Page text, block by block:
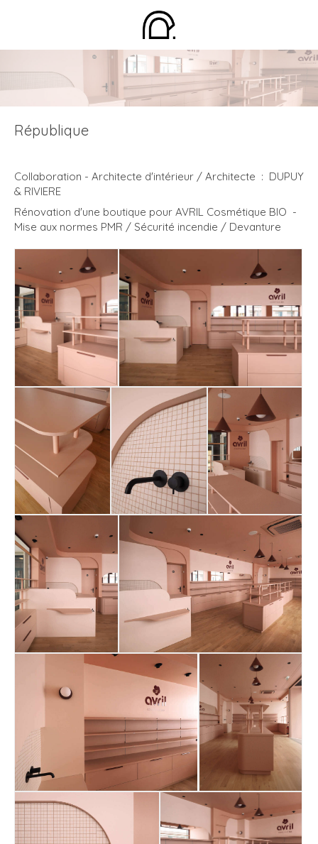
République
Collaboration - Architecte d'intérieur / Architecte : DUPUY
& RIVIERE
Rénovation d'une boutique pour AVRIL Cosmétique BIO -
Mise aux normes PMR / Sécurité incendie / Devanture